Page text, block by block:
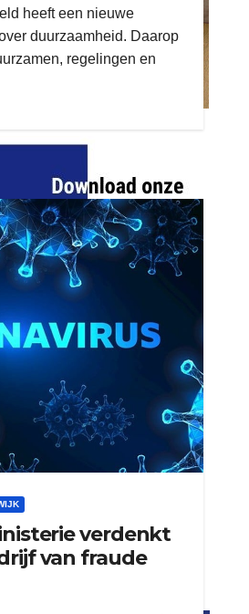
heeft een nieuwe
duurzaamheid. Daarop
regelingen en
verdenkt
van fraude